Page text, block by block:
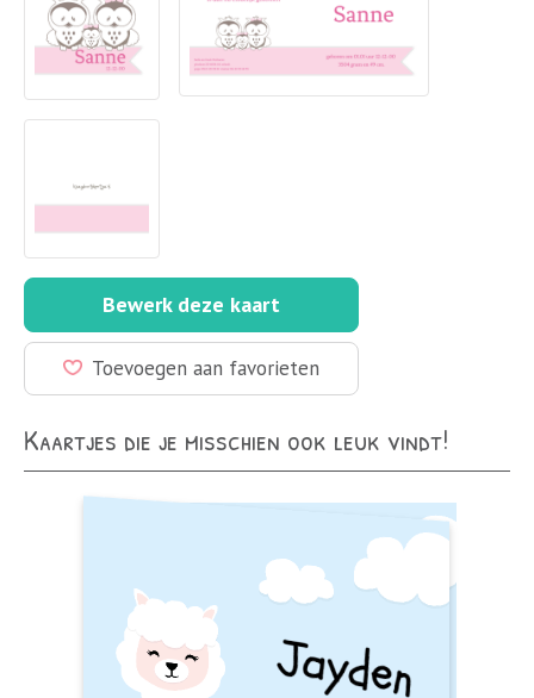
Bewerk deze kaart
Toevoegen aan favorieten
Kaartjes die je misschien ook leuk vindt!